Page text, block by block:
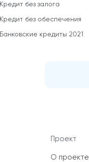
Кредит без залога
Кредит без обеспечения
Банковские кредиты 2021
Проект
О проекте